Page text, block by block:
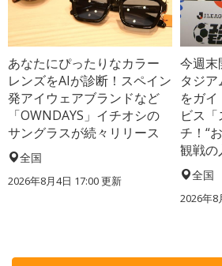
あなたにぴったりなカラー
レンズをAIが診断！スペイン
発アイウェアブランドなど
「OWNDAYS」イチオシの
サングラスが続々リリース
全国
2026年8月4日 17:00更新
今週末
タジ
をガ
ビス
チ！“
観戦の
全国
2026年8